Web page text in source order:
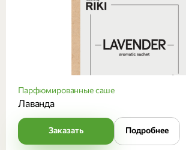
Парфюмированные саше
Лаванда
Заказать Подробнее